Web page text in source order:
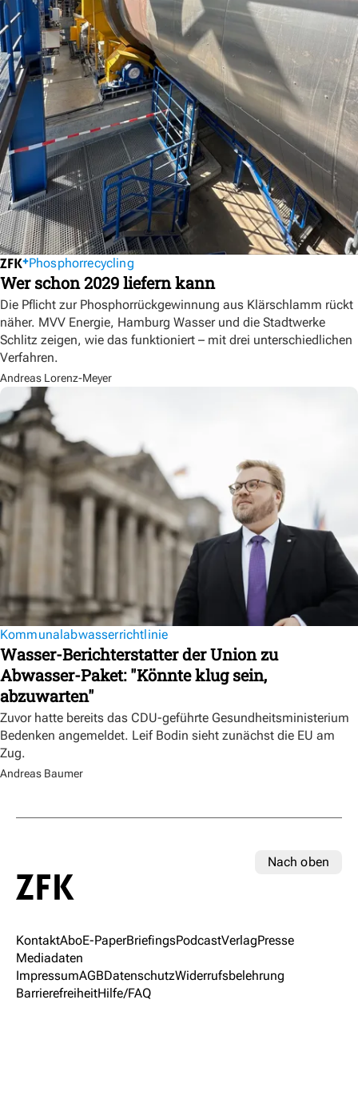
Phosphorrecycling
Wer schon 2029 liefern kann
Die Pflicht zur Phosphorrückgewinnung aus Klärschlamm rückt
näher. MVV Energie, Hamburg Wasser und die Stadtwerke
Schlitz zeigen, wie das funktioniert – mit drei unterschiedlichen
Verfahren.
Andreas Lorenz-Meyer
Kommunalabwasserrichtlinie
Wasser-Berichterstatter der Union zu
Abwasser-Paket: "Könnte klug sein,
abzuwarten"
Zuvor hatte bereits das CDU-geführte Gesundheitsministerium
Bedenken angemeldet. Leif Bodin sieht zunächst die EU am
Zug.
Andreas Baumer
Nach oben
KontaktAboE-PaperBriefingsPodcastVerlagPresse
Mediadaten
ImpressumAGBDatenschutzWiderrufsbelehrung
BarrierefreiheitHilfe/FAQ